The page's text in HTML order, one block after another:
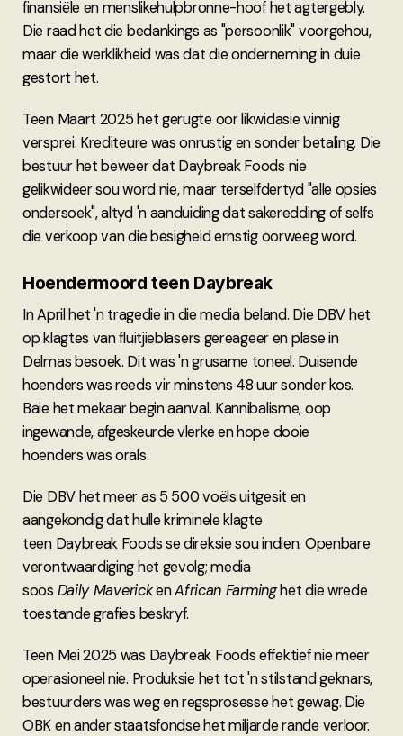
finansiële en menslikehulpbronne-hoof het agtergebly.
Die raad het die bedankings as "persoonlik" voorgehou,
maar die werklikheid was dat die onderneming in duie
gestort het.
Teen Maart 2025 het gerugte oor likwidasie vinnig
versprei. Krediteure was onrustig en sonder betaling. Die
bestuur het beweer dat Daybreak Foods nie
gelikwideer sou word nie, maar terselfdertyd "alle opsies
ondersoek", altyd 'n aanduiding dat sakeredding of selfs
die verkoop van die besigheid ernstig oorweeg word.
Hoendermoord teen Daybreak
In April het 'n tragedie in die media beland. Die DBV het
op klagtes van fluitjieblasers gereageer en plase in
Delmas besoek. Dit was 'n grusame toneel. Duisende
hoenders was reeds vir minstens 48 uur sonder kos.
Baie het mekaar begin aanval. Kannibalisme, oop
ingewande, afgeskeurde vlerke en hope dooie
hoenders was orals.
Die DBV het meer as 5 500 voëls uitgesit en
aangekondig dat hulle kriminele klagte
teen Daybreak Foods se direksie sou indien. Openbare
verontwaardiging het gevolg; media
soos Daily MaverickenAfrican Farminghet die wrede
toestande grafies beskryf.
Teen Mei 2025 was Daybreak Foods effektief nie meer
operasioneel nie. Produksie het tot 'n stilstand geknars,
bestuurders was weg en regsprosesse het gewag. Die
OBK en ander staatsfondse het miljarde rande verloor.